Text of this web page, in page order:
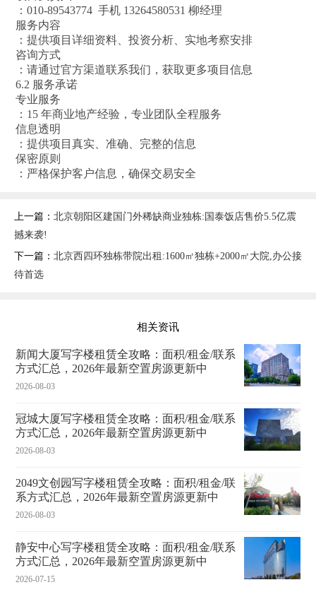
：010-89543774 手机 13264580531 柳经理
服务内容
：提供项目详细资料、投资分析、实地考察安排
咨询方式
：请通过官方渠道联系我们，获取更多项目信息
6.2 服务承诺
专业服务
：15 年商业地产经验，专业团队全程服务
信息透明
：提供项目真实、准确、完整的信息
保密原则
：严格保护客户信息，确保交易安全
上一篇： 北京朝阳区建国门外稀缺商业独栋:国泰饭店售价5.5亿震
撼来袭!
下一篇： 北京西四环独栋带院出租:1600㎡独栋+2000㎡大院,办公接
待首选
相关资讯
新闻大厦写字楼租赁全攻略：面积/租金/联系
方式汇总，2026年最新空置房源更新中
2026-08-03
冠城大厦写字楼租赁全攻略：面积/租金/联系
方式汇总，2026年最新空置房源更新中
2026-08-03
2049文创园写字楼租赁全攻略：面积/租金/联
系方式汇总，2026年最新空置房源更新中
2026-08-03
静安中心写字楼租赁全攻略：面积/租金/联系
方式汇总，2026年最新空置房源更新中
2026-07-15